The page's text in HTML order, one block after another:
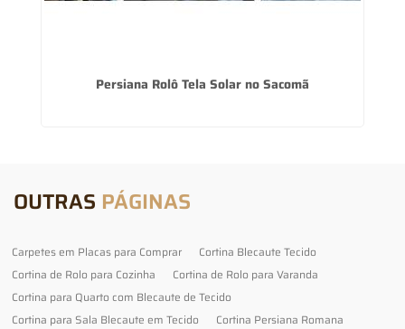
Persiana Rolô Tela Solar no Sacomã
OUTRAS PÁGINAS
Carpetes em Placas para Comprar
Cortina Blecaute Tecido
Cortina de Rolo para Cozinha
Cortina de Rolo para Varanda
Cortina para Quarto com Blecaute de Tecido
Cortina para Sala Blecaute em Tecido
Cortina Persiana Romana